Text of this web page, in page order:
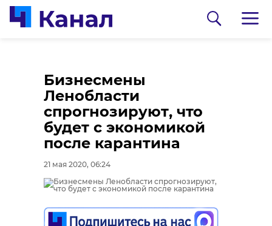
Бизнесмены
Ленобласти
спрогнозируют, что
будет с экономикой
после карантина
21 мая 2020, 06:240:00
0:00